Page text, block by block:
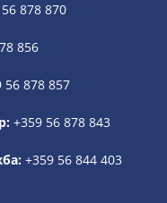
878 870
856
56 878 857
+359 56 878 843
+359 56 844 403